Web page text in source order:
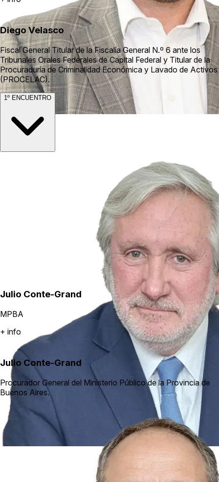
Diego Velasco
Fiscal General Titular de la Fiscalía General N.º 6 ante los
Tribunales Orales Federales de Capital Federal y Titular de la
Procuraduría de Criminalidad Económica y Lavado de Activos
(PROCELAC).
1º ENCUENTRO
Julio Conte-Grand
MPBA
+ info
Julio Conte-Grand
Procurador General del Ministerio Público de la Provincia de
Buenos Aires.